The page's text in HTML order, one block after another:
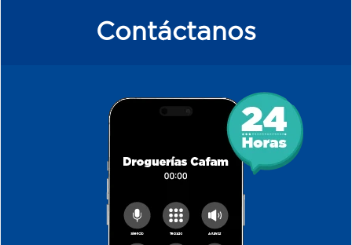
Contáctanos